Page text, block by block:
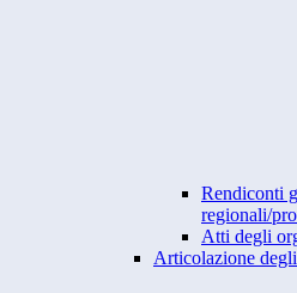
Rendiconti
regionali/
Atti degli
Articolazione